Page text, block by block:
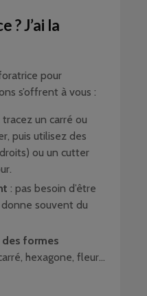
? J’ai la
pour
s’offrent à vous :
tracez un carré ou
puis utilisez des
ou un cutter
: pas besoin d’être
souvent du
des formes
hexagone, fleur…